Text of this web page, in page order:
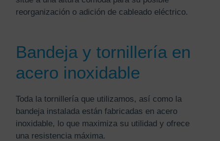
reorganización o adición de cableado eléctrico.
Bandeja y tornillería en
acero inoxidable
Toda la tornillería que utilizamos, así como la
bandeja instalada están fabricadas en acero
inoxidable, lo que maximiza su utilidad y ofrece
una resistencia máxima.